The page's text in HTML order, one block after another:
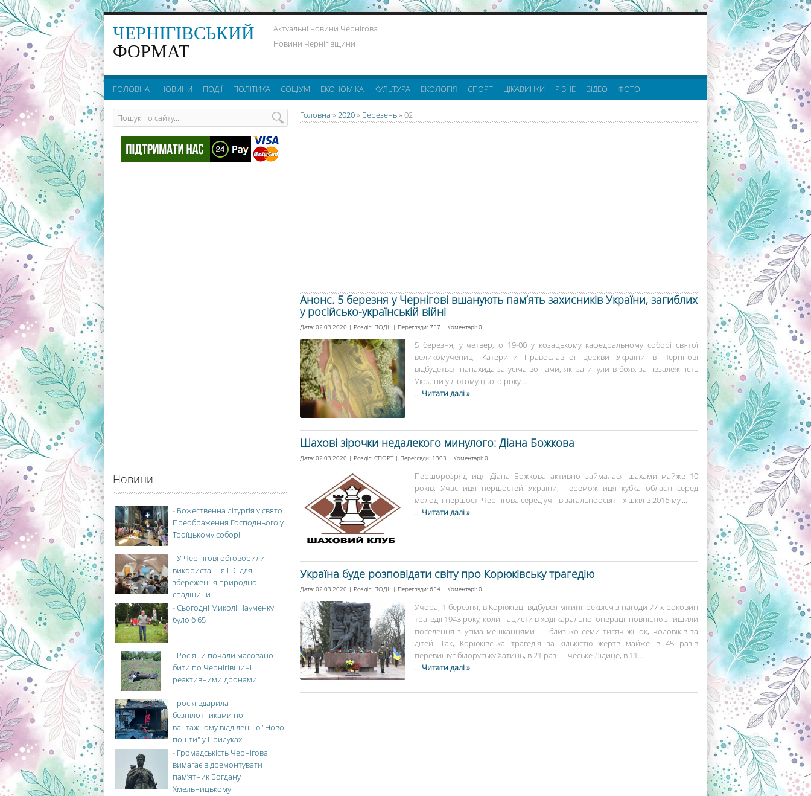
реклама партнерів:
ЧЕРНІГІВСЬКИЙ
ФОРМАТ
Актуальні новини Чернігова
Новини Чернігівщини
ГОЛОВНА НОВИНИ ПОДІЇ ПОЛІТИКА СОЦІУМ ЕКОНОМІКА КУЛЬТУРА ЕКОЛОГІЯ СПОРТ ЦІКАВИНКИ РІЗНЕ ВІДЕО ФОТО
Головна » 2020» Березень» 02
Анонс. 5 березня у Чернігові вшанують пам’ять захисників України, загиблих
у російсько-українській війні
Дата: 02.03.2020 | Розділ: ПОДІЇ | Перегляди: 757 | Коментарі: 0
5 березня, у четвер, о 19-00 у козацькому кафедральному соборі святої
великомучениці Катерини Православної церкви України в Чернігові
відбудеться панахида за усіма воїнами, які загинули в боях за незалежність
України у лютому цього року....
... Читати далі »
Шахові зірочки недалекого минулого: Діана Божкова
Дата: 02.03.2020 | Розділ: СПОРТ | Перегляди: 1303 | Коментарі: 0
Першорозрядниця Діана Божкова активно займалася шахами майже 10
років. Учасниця першостей України, переможниця кубка області серед
молоді і першості Чернігова серед учнів загальноосвітніх шкіл в 2016-му....
... Читати далі »
Україна буде розповідати світу про Корюківську трагедію
Дата: 02.03.2020 | Розділ: ПОДІЇ | Перегляди: 654 | Коментарі: 0
Учора, 1 березня, в Корюківці відбувся мітинг-реквієм з нагоди 77-х роковин
трагедії 1943 року, коли нацисти в ході каральної операції повністю знищили
поселення з усіма мешканцями — близько семи тисяч жінок, чоловіків та
дітей. Так, Корюківська трагедія за кількістю жертв майже в 45 разів
перевищує білоруську Хатинь, в 21 раз — чеське Лідице, в 11...
... Читати далі »
Новини
- Божественна літургія у свято
Преображення Господнього у
Троїцькому соборі
-У Чернігові обговорили
використання ГІС для
збереження природної
спадщини
-Сьогодні Миколі Науменку
було б 65
- Росіяни почали масовано
бити по Чернігівщині
реактивними дронами
- росія вдарила
безпілотниками по
вантажному відділенню "Нової
пошти" у Прилуках
- Громадськість Чернігова
вимагає відремонтувати
пам’ятник Богдану
Хмельницькому